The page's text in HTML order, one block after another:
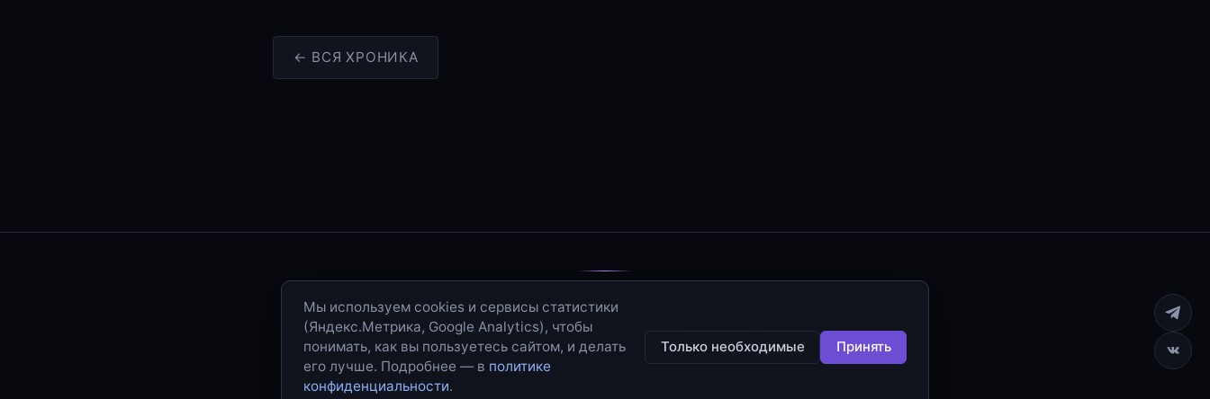
← ВСЯ ХРОНИКА
© 2006–2026 · Иные Отражения
RSS·Sitemap·Политика конфиденциальности·Контакты
Сделано в hhivp.com
Мы используем cookies и сервисы статистики
(Яндекс.Метрика, Google Analytics), чтобы
понимать, как вы пользуетесь сайтом, и делать
его лучше. Подробнее — в политике
конфиденциальности.
Только необходимые Принять